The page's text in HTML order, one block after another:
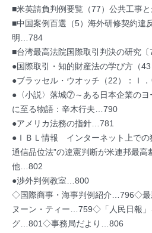
■米英請負判例要覧（77）公共工事
■中国案例百選（5）海外研修契約違
明…784
■台湾最高法院国際取引判決の研究
●国際取引・知的財産法の学び方（
●ブラッセル・ウオッチ（22）：Ｉ
●〈小説〉落城⑦～ある日本企業の
に至る物語：辛木行夫…790
●アメリカ法務の指針…781
●ＩＢＬ情報 インターネット上での
通信品位法”の違憲判断が米連邦最高
他…802
●渉外判例教室…800
◇国際商事・海事判例紹介…796◇
ヌーン・ティー…759◇「人民日報
グ…801◇事務局だより…806